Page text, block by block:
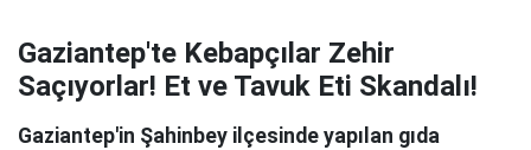
Gaziantep'te Kebapçılar Zehir
Saçıyorlar! Et ve Tavuk Eti Skandalı!
Gaziantep'in Şahinbey ilçesinde yapılan gıda